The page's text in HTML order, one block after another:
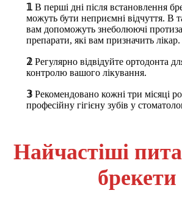
𝟙 В перші дні після встановлення
можуть бути неприємні відчуття. В
вам допоможуть знеболюючі
препарати, які вам призначить лікар.
𝟚 Регулярно відвідуйте ортодонта
контролю вашого лікування.
𝟛 Рекомендовано кожні три місяці
професійну гігієну зубів у
Найчастіші
брекети